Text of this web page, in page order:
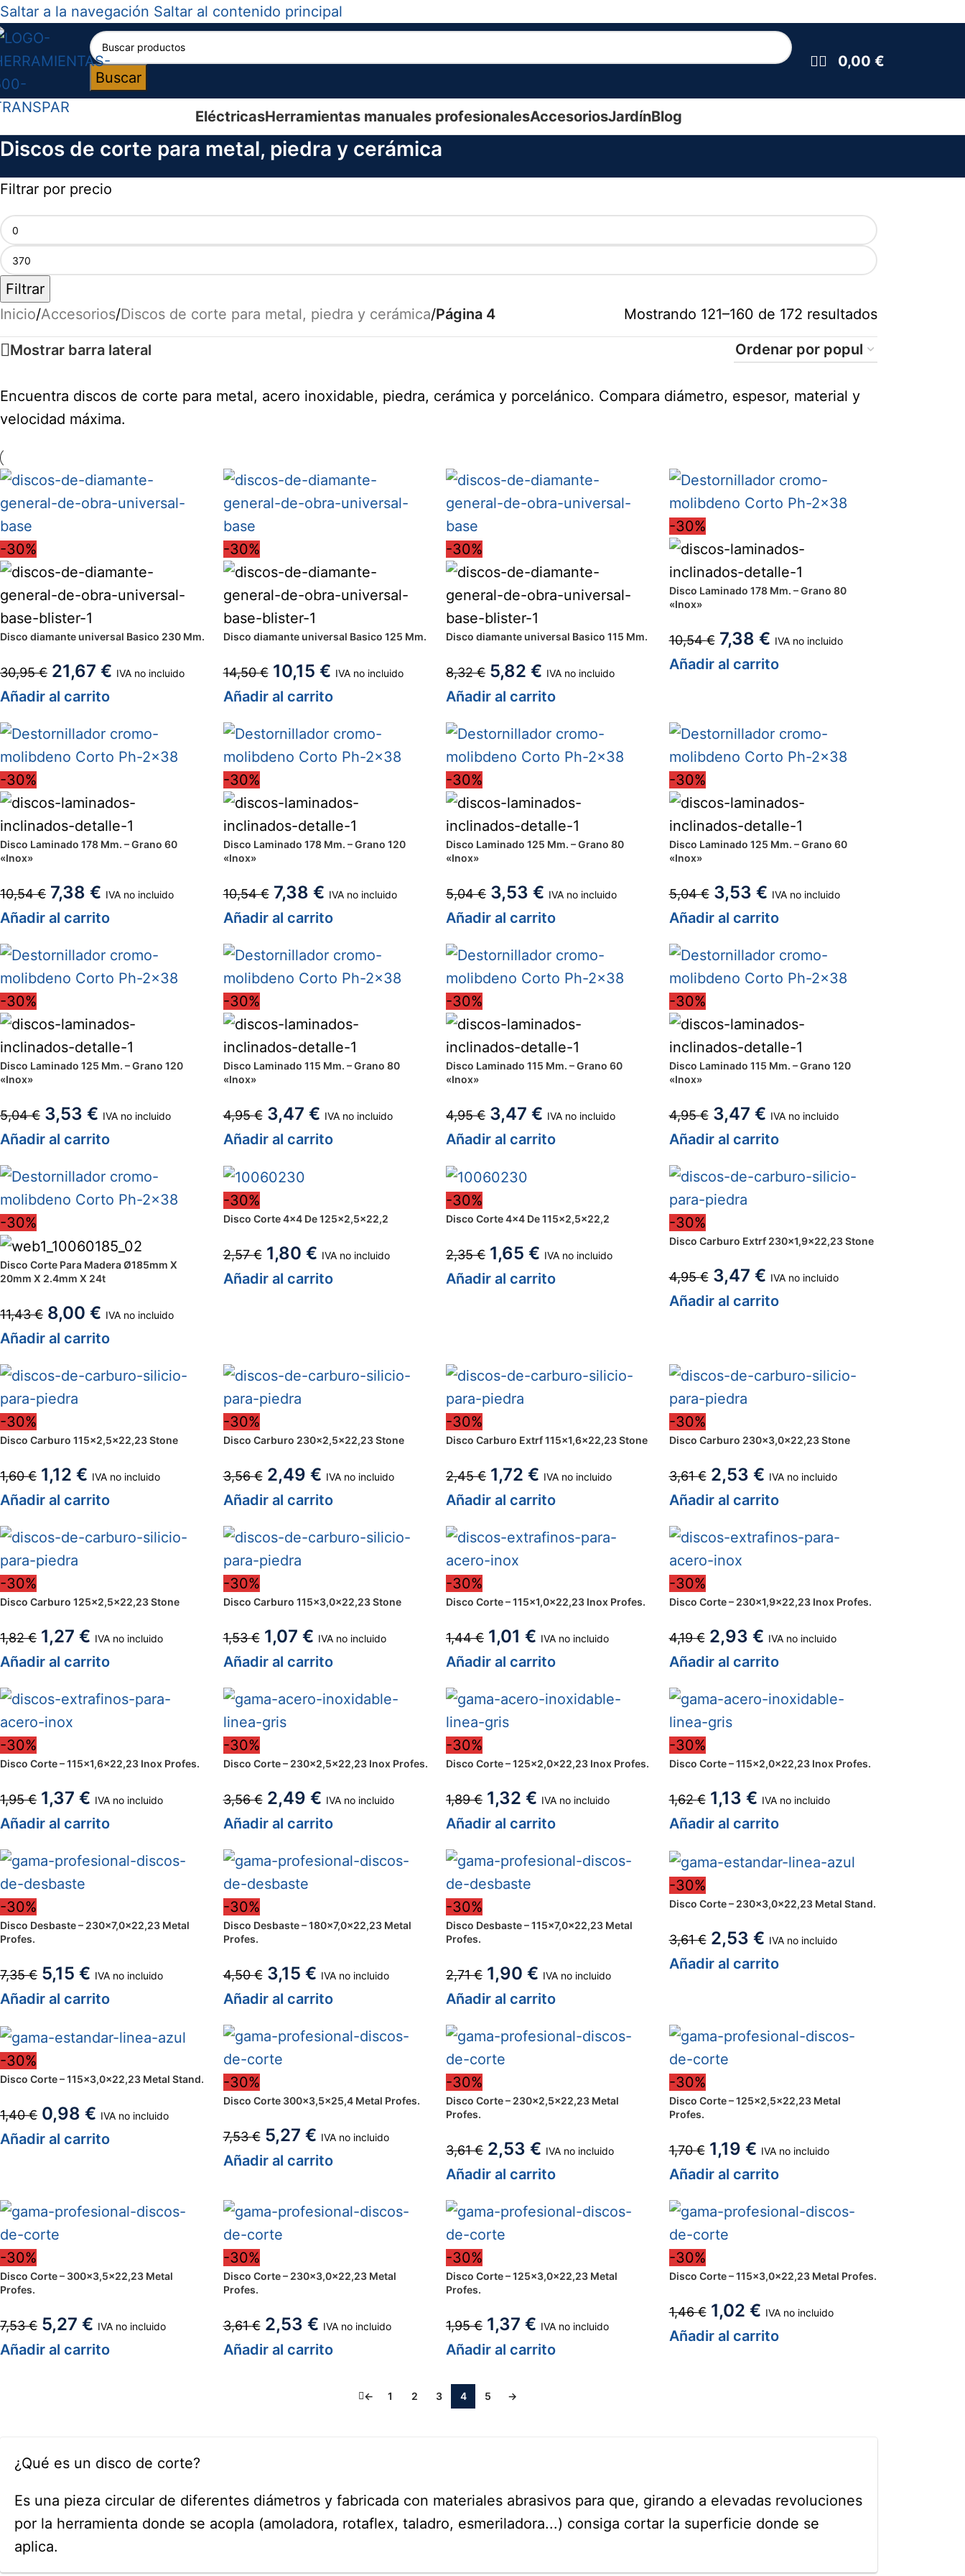
Saltar a la navegación Saltar al contenido principal
Buscar
0,00 €
EléctricasHerramientas manuales profesionalesAccesoriosJardínBlog
Discos de corte para metal, piedra y cerámica
Filtrar por precio
Filtrar
Inicio/Accesorios/Discos de corte para metal, piedra y cerámica/Página 4 Mostrando 121–160 de 172 resultados
Mostrar barra lateral
Encuentra discos de corte para metal, acero inoxidable, piedra, cerámica y porcelánico. Compara diámetro, espesor, material y
velocidad máxima.
-30%
Disco diamante universal Basico 230 Mm.
30,95€ 21,67 € IVA no incluido
Añadir al carrito
-30%
Disco diamante universal Basico 125 Mm.
14,50€ 10,15 € IVA no incluido
Añadir al carrito
-30%
Disco diamante universal Basico 115 Mm.
8,32€ 5,82 € IVA no incluido
Añadir al carrito
-30%
Disco Laminado 178 Mm. – Grano 80
«Inox»
10,54€ 7,38 € IVA no incluido
Añadir al carrito
-30%
Disco Laminado 178 Mm. – Grano 60
«Inox»
10,54€ 7,38 € IVA no incluido
Añadir al carrito
-30%
Disco Laminado 178 Mm. – Grano 120
«Inox»
10,54€ 7,38 € IVA no incluido
Añadir al carrito
-30%
Disco Laminado 125 Mm. – Grano 80
«Inox»
5,04€ 3,53 € IVA no incluido
Añadir al carrito
-30%
Disco Laminado 125 Mm. – Grano 60
«Inox»
5,04€ 3,53 € IVA no incluido
Añadir al carrito
-30%
Disco Laminado 125 Mm. – Grano 120
«Inox»
5,04€ 3,53 € IVA no incluido
Añadir al carrito
-30%
Disco Laminado 115 Mm. – Grano 80
«Inox»
4,95€ 3,47 € IVA no incluido
Añadir al carrito
-30%
Disco Laminado 115 Mm. – Grano 60
«Inox»
4,95€ 3,47 € IVA no incluido
Añadir al carrito
-30%
Disco Laminado 115 Mm. – Grano 120
«Inox»
4,95€ 3,47 € IVA no incluido
Añadir al carrito
-30%
Disco Corte Para Madera Ø185mm X
20mm X 2.4mm X 24t
11,43€ 8,00 € IVA no incluido
Añadir al carrito
-30%
Disco Corte 4×4 De 125×2,5×22,2
2,57€ 1,80 € IVA no incluido
Añadir al carrito
-30%
Disco Corte 4×4 De 115×2,5×22,2
2,35€ 1,65 € IVA no incluido
Añadir al carrito
-30%
Disco Carburo Extrf 230×1,9×22,23 Stone
4,95€ 3,47 € IVA no incluido
Añadir al carrito
-30%
Disco Carburo 115×2,5×22,23 Stone
1,60€ 1,12 € IVA no incluido
Añadir al carrito
-30%
Disco Carburo 230×2,5×22,23 Stone
3,56€ 2,49 € IVA no incluido
Añadir al carrito
-30%
Disco Carburo Extrf 115×1,6×22,23 Stone
2,45€ 1,72 € IVA no incluido
Añadir al carrito
-30%
Disco Carburo 230×3,0x22,23 Stone
3,61€ 2,53 € IVA no incluido
Añadir al carrito
-30%
Disco Carburo 125×2,5×22,23 Stone
1,82€ 1,27 € IVA no incluido
Añadir al carrito
-30%
Disco Carburo 115×3,0x22,23 Stone
1,53€ 1,07 € IVA no incluido
Añadir al carrito
-30%
Disco Corte – 115×1,0x22,23 Inox Profes.
1,44€ 1,01 € IVA no incluido
Añadir al carrito
-30%
Disco Corte – 230×1,9×22,23 Inox Profes.
4,19€ 2,93 € IVA no incluido
Añadir al carrito
-30%
Disco Corte – 115×1,6×22,23 Inox Profes.
1,95€ 1,37 € IVA no incluido
Añadir al carrito
-30%
Disco Corte – 230×2,5×22,23 Inox Profes.
3,56€ 2,49 € IVA no incluido
Añadir al carrito
-30%
Disco Corte – 125×2,0x22,23 Inox Profes.
1,89€ 1,32 € IVA no incluido
Añadir al carrito
-30%
Disco Corte – 115×2,0x22,23 Inox Profes.
1,62€ 1,13 € IVA no incluido
Añadir al carrito
-30%
Disco Desbaste – 230×7,0x22,23 Metal
Profes.
7,35€ 5,15 € IVA no incluido
Añadir al carrito
-30%
Disco Desbaste – 180×7,0x22,23 Metal
Profes.
4,50€ 3,15 € IVA no incluido
Añadir al carrito
-30%
Disco Desbaste – 115×7,0x22,23 Metal
Profes.
2,71€ 1,90 € IVA no incluido
Añadir al carrito
-30%
Disco Corte – 230×3,0x22,23 Metal Stand.
3,61€ 2,53 € IVA no incluido
Añadir al carrito
-30%
Disco Corte – 115×3,0x22,23 Metal Stand.
1,40€ 0,98 € IVA no incluido
Añadir al carrito
-30%
Disco Corte 300×3,5×25,4 Metal Profes.
7,53€ 5,27 € IVA no incluido
Añadir al carrito
-30%
Disco Corte – 230×2,5×22,23 Metal
Profes.
3,61€ 2,53 € IVA no incluido
Añadir al carrito
-30%
Disco Corte – 125×2,5×22,23 Metal
Profes.
1,70€ 1,19 € IVA no incluido
Añadir al carrito
-30%
Disco Corte – 300×3,5×22,23 Metal
Profes.
7,53€ 5,27 € IVA no incluido
Añadir al carrito
-30%
Disco Corte – 230×3,0x22,23 Metal
Profes.
3,61€ 2,53 € IVA no incluido
Añadir al carrito
-30%
Disco Corte – 125×3,0x22,23 Metal
Profes.
1,95€ 1,37 € IVA no incluido
Añadir al carrito
-30%
Disco Corte – 115×3,0x22,23 Metal Profes.
1,46€ 1,02 € IVA no incluido
Añadir al carrito
← 1 2 3 4 5 →
¿Qué es un disco de corte?
Es una pieza circular de diferentes diámetros y fabricada con materiales abrasivos para que, girando a elevadas revoluciones
por la herramienta donde se acopla (amoladora, rotaflex, taladro, esmeriladora...) consiga cortar la superficie donde se
aplica.